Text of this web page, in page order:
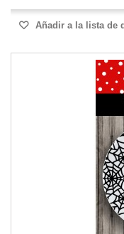
Añadir a la lista de